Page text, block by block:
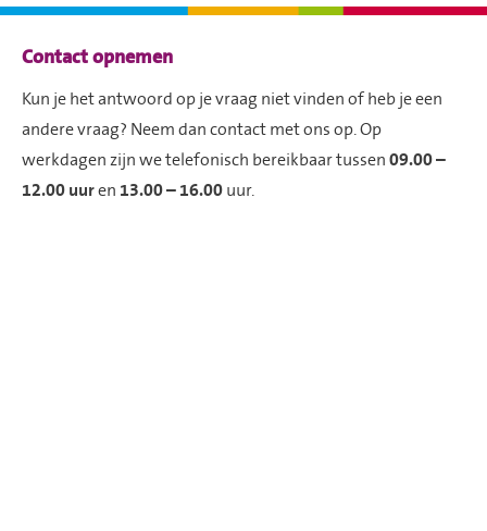
Contactinformatie
Contact opnemen
Kun je het antwoord op je vraag niet vinden of heb je een
andere vraag? Neem dan contact met ons op. Op
werkdagen zijn we telefonisch bereikbaar tussen 09.00 –
12.00 uuren 13.00 – 16.00 uur.